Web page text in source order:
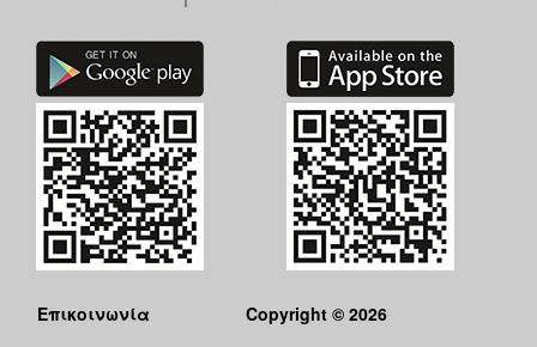
Επικοινωνία
Copyright © 2026